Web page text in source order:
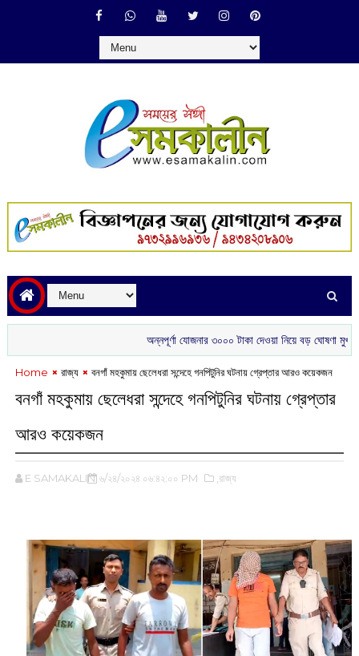
অন্নপূর্ণা যোজনার ৩০০০ টাকা দেওয়া নিয়ে বড় ঘোষণা মুখ্যমন্ত্রীর
Home রাজ্য বনগাঁ মহকুমায় ‌ছেলেধরা সন্দেহে গনপিটুনির ঘটনায় গ্রেপ্তার আরও কয়েকজন
বনগাঁ মহকুমায় ‌ছেলেধরা সন্দেহে গনপিটুনির ঘটনায় গ্রেপ্তার
আরও কয়েকজন
E SAMAKALIN ৬/২৪/২০২৪ ০৬:৪২:০০ PM ,রাজ্য